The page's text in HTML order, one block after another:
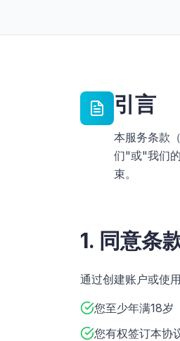
引言
本服务条款
们"或"我们
束。
1. 同意条
通过创建账户或使
您至少年满18岁
您有权签订本协